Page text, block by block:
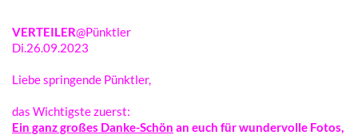
VERTEILER@Pünktler
Di.26.09.2023
Liebe sprin­gen­de Pünktler,
das Wich­tigs­te zuerst:
Ein ganz großes Danke-Schön an euch für wunder­vol­le Fotos,